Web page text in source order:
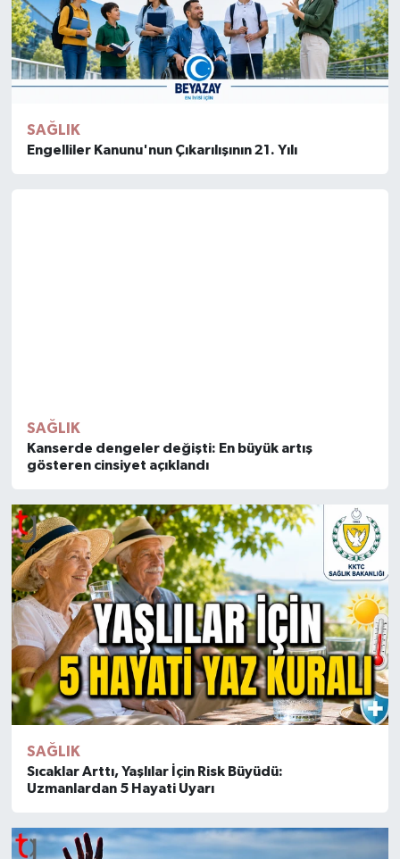
SAĞLIK
Engelliler Kanunu'nun Çıkarılışının 21. Yılı
SAĞLIK
Kanserde dengeler değişti: En büyük artış
gösteren cinsiyet açıklandı
SAĞLIK
Sıcaklar Arttı, Yaşlılar İçin Risk Büyüdü:
Uzmanlardan 5 Hayati Uyarı